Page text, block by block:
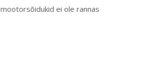
ei ole rannas